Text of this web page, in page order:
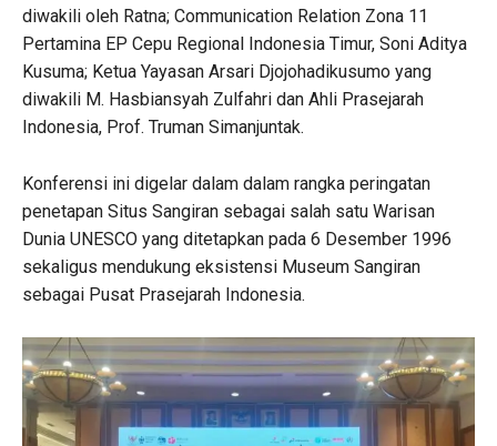
diwakili oleh Ratna; Communication Relation Zona 11
Pertamina EP Cepu Regional Indonesia Timur, Soni Aditya
Kusuma; Ketua Yayasan Arsari Djojohadikusumo yang
diwakili M. Hasbiansyah Zulfahri dan Ahli Prasejarah
Indonesia, Prof. Truman Simanjuntak.
Konferensi ini digelar dalam dalam rangka peringatan
penetapan Situs Sangiran sebagai salah satu Warisan
Dunia UNESCO yang ditetapkan pada 6 Desember 1996
sekaligus mendukung eksistensi Museum Sangiran
sebagai Pusat Prasejarah Indonesia.